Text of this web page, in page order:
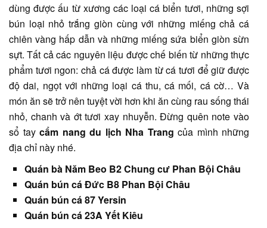
dùng được ấu từ xương các loại cá biển tươi, những sợi
bún loại nhỏ trắng giòn cùng với những miếng chả cá
chiên vàng hấp dẫn và những miếng sứa biển giòn sừn
sựt. Tất cả các nguyên liệu được chế biến từ những thực
phẩm tươi ngon: chả cá được làm từ cá tươi để giữ được
độ dai, ngọt với những loại cá thu, cá mối, cá cờ… Và
món ăn sẽ trở nên tuyệt vời hơn khi ăn cùng rau sống thái
nhỏ, chanh và ớt tươi xay nhuyễn. Đừng quên note vào
sổ tay cẩm nang du lịch Nha Trang của mình những
địa chỉ này nhé.
Quán bà Năm Beo B2 Chung cư Phan Bội Châu
Quán bún cá Đức B8 Phan Bội Châu
Quán bún cá 87 Yersin
Quán bún cá 23A Yết Kiêu